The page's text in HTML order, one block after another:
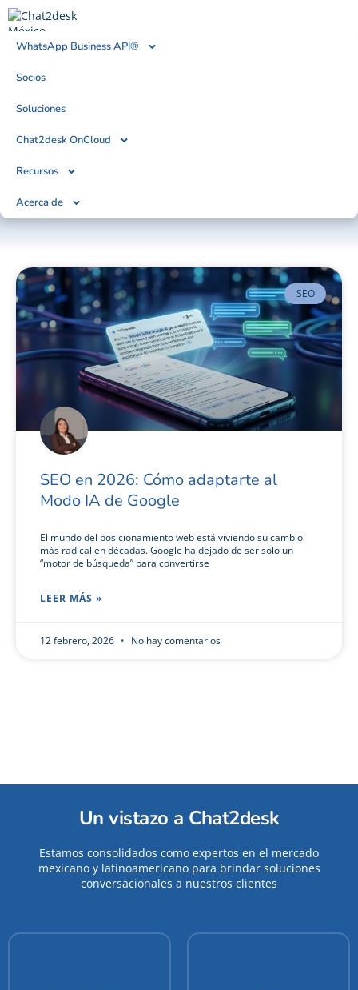
WhatsApp Business API®
Socios
Soluciones
Chat2desk OnCloud
Recursos
Acerca de
Tendencias, Noticias & Artículos
SEO
SEO en 2026: Cómo adaptarte al
Modo IA de Google
El mundo del posicionamiento web está viviendo su cambio
más radical en décadas. Google ha dejado de ser solo un
“motor de búsqueda” para convertirse
LEER MÁS »
12 febrero, 2026 No hay comentarios
Un vistazo a Chat2desk
Estamos consolidados como expertos en el mercado
mexicano y latinoamericano para brindar soluciones
conversacionales a nuestros clientes